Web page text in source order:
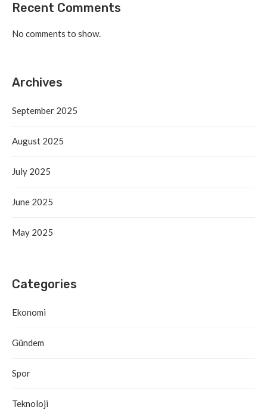
Recent Comments
No comments to show.
Archives
September 2025
August 2025
July 2025
June 2025
May 2025
Categories
Ekonomi
Gündem
Spor
Teknoloji